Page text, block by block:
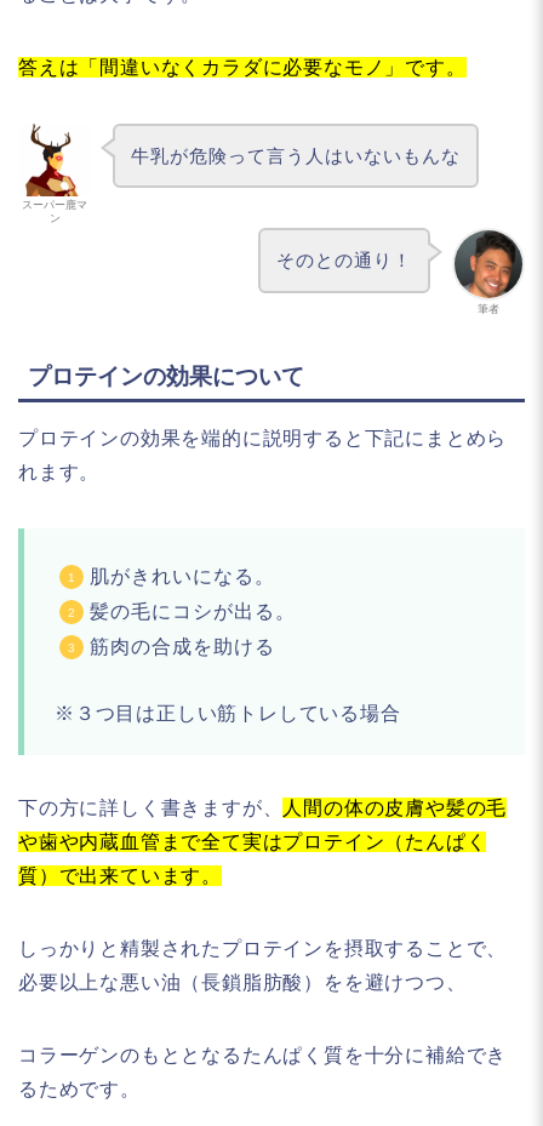
答えは「間違いなくカラダに必要なモノ」です。
スーパー鹿マ
ン
牛乳が危険って言う人はいないもんな
筆者
そのとの通り！
プロテインの効果について
プロテインの効果を端的に説明すると下記にまとめら
れます。
肌がきれいになる。
髪の毛にコシが出る。
筋肉の合成を助ける
※３つ目は正しい筋トレしている場合
下の方に詳しく書きますが、
人間の体の皮膚や髪の毛
や歯や内蔵血管まで全て実はプロテイン（たんぱく
質）で出来ています。
しっかりと精製されたプロテインを摂取することで、
必要以上な悪い油（長鎖脂肪酸）をを避けつつ、
コラーゲンのもととなるたんぱく質を十分に補給でき
るためです。